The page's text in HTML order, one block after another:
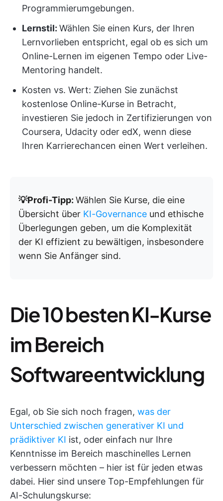
Programmierumgebungen.
Lernstil: Wählen Sie einen Kurs, der Ihren
Lernvorlieben entspricht, egal ob es sich um
Online-Lernen im eigenen Tempo oder Live-
Mentoring handelt.
Kosten vs. Wert: Ziehen Sie zunächst
kostenlose Online-Kurse in Betracht,
investieren Sie jedoch in Zertifizierungen von
Coursera, Udacity oder edX, wenn diese
Ihren Karrierechancen einen Wert verleihen.
💡Profi-Tipp: Wählen Sie Kurse, die eine
Übersicht über KI-Governance und ethische
Überlegungen geben, um die Komplexität
der KI effizient zu bewältigen, insbesondere
wenn Sie Anfänger sind.
Die 10 besten KI-Kurse
im Bereich
Softwareentwicklung
Egal, ob Sie sich noch fragen, was der
Unterschied zwischen generativer KI und
prädiktiver KI ist, oder einfach nur Ihre
Kenntnisse im Bereich maschinelles Lernen
verbessern möchten – hier ist für jeden etwas
dabei. Hier sind unsere Top-Empfehlungen für
AI-Schulungskurse: